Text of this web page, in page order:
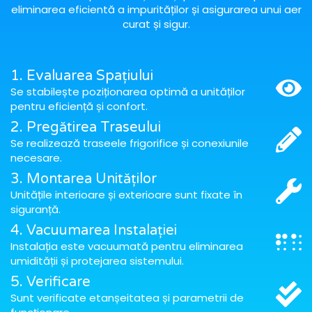
eliminarea eficientă a impurităților și asigurarea unui aer
curat și sigur.
1. Evaluarea Spațiului
Se stabilește poziționarea optimă a unităților
pentru eficiență și confort.
2. Pregătirea Traseului
Se realizează traseele frigorifice și conexiunile
necesare.
3. Montarea Unităților
Unitățile interioare și exterioare sunt fixate în
siguranță.
4. Vacuumarea Instalației
Instalația este vacuumată pentru eliminarea
umidității și protejarea sistemului.
5. Verificare
Sunt verificate etanșeitatea și parametrii de